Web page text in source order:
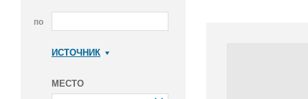
по
ИСТОЧНИК
МЕСТО